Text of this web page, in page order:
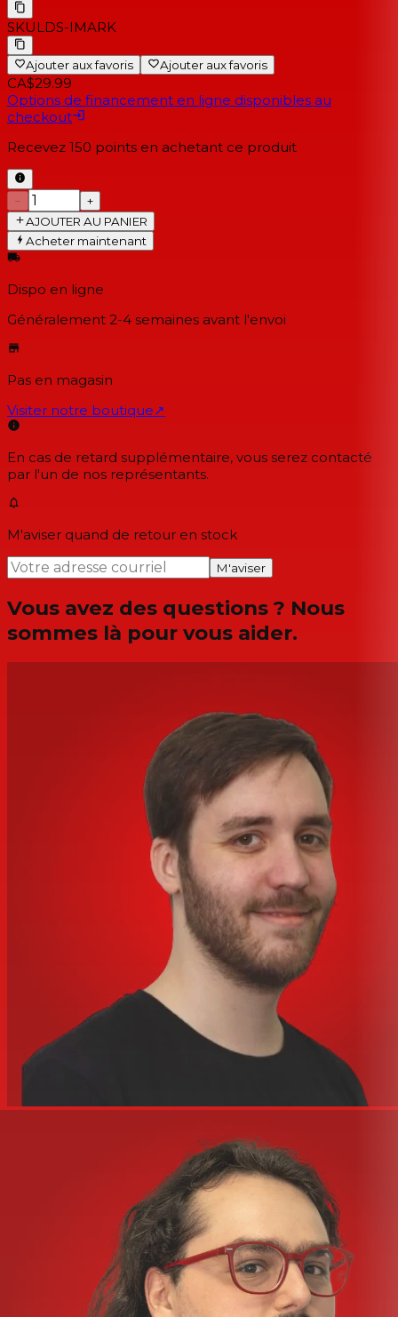
SKULDS-IMARK
Ajouter aux favoris Ajouter aux favoris
CA$29.99
Options de financement en ligne disponibles au
checkout
Recevez 150 points en achetant ce produit
−
+
AJOUTER AU PANIER
Acheter maintenant
Dispo en ligne
Généralement 2-4 semaines avant l'envoi
Pas en magasin
Visiter notre boutique↗
En cas de retard supplémentaire, vous serez contacté
par l'un de nos représentants.
M'aviser quand de retour en stock
M'aviser
Vous avez des questions ? Nous
sommes là pour vous aider.